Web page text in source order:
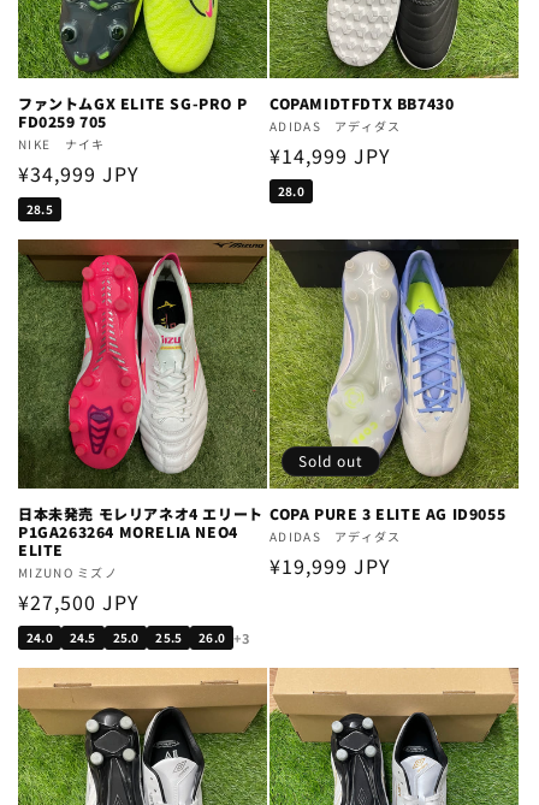
ファントムGX ELITE SG-PRO P
FD0259 705
Vendor:
NIKE ナイキ
Regular
price
¥34,999 JPY
28.5
COPAMIDTFDTX BB7430
Vendor:
ADIDAS アディダス
Regular
price
¥14,999 JPY
28.0
日本未発売 モレリアネオ4 エリート
P1GA263264 MORELIA NEO4
ELITE
Vendor:
MIZUNO ミズノ
Regular
price
¥27,500 JPY
24.0 24.5 25.0 25.5 26.0 +3
Sold out
COPA PURE 3 ELITE AG ID9055
Vendor:
ADIDAS アディダス
Regular
¥19,999 JPY